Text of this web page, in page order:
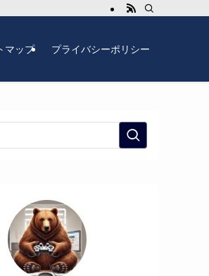
マップ プライバシーポリシー